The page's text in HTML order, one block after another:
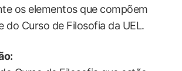
os elementos que compõem
do Curso de Filosofia da UEL.